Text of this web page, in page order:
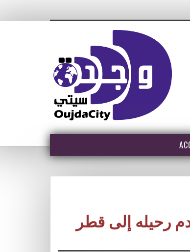
رحيله إلى قطر